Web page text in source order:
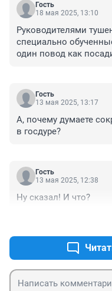
Гость
18 мая 2025, 13:10
Руководителями
специально
один повод как
Гость
13 мая 2025, 13:17
А, почему думаете
в госдуре?
Гость
13 мая 2025, 12:38
Ну сказал! И что?